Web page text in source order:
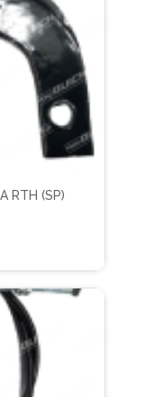
RTH (SP)